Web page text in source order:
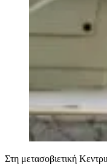
Στη μετασοβιετική